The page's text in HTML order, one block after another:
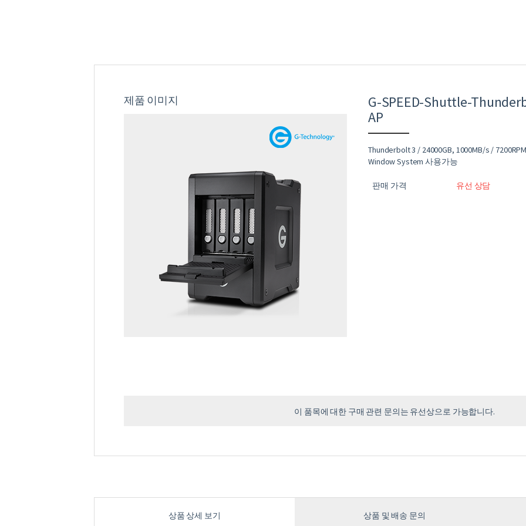
제품 이미지
G-SPEED-Shuttle-
AP
Thunderbolt 3 / 24000GB, 1000MB/s /
Window System 사용가능
판매 가격 유선 상담
이 품목에 대한 구매 관련 문의는 유선상으로 가능합니다.
상품 상세 보기 상품 및 배송 문의